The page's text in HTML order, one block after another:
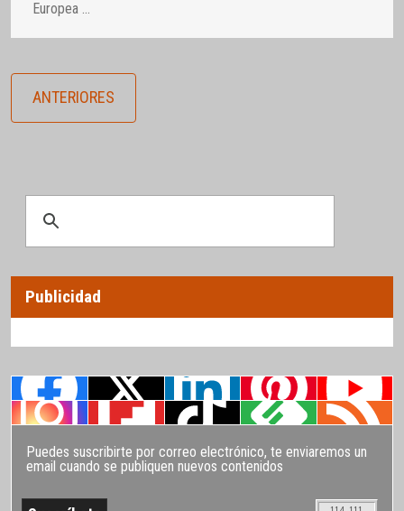
Europea
ANTERIORES
Publicidad
Puedes suscribirte por correo electrónico, te enviaremos un
email cuando se publiquen nuevos contenidos